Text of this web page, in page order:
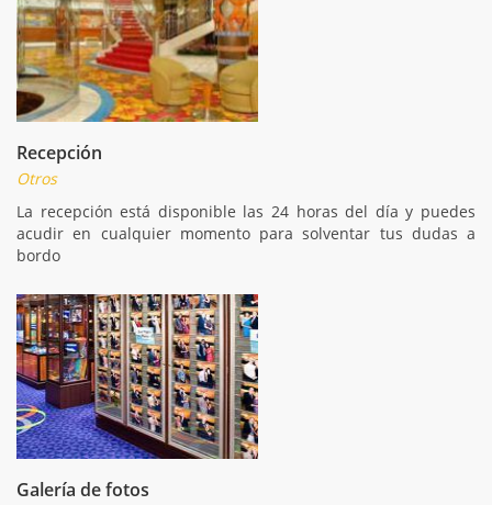
Recepción
Otros
La recepción está disponible las 24 horas del día y puedes
acudir en cualquier momento para solventar tus dudas a
bordo
Galería de fotos